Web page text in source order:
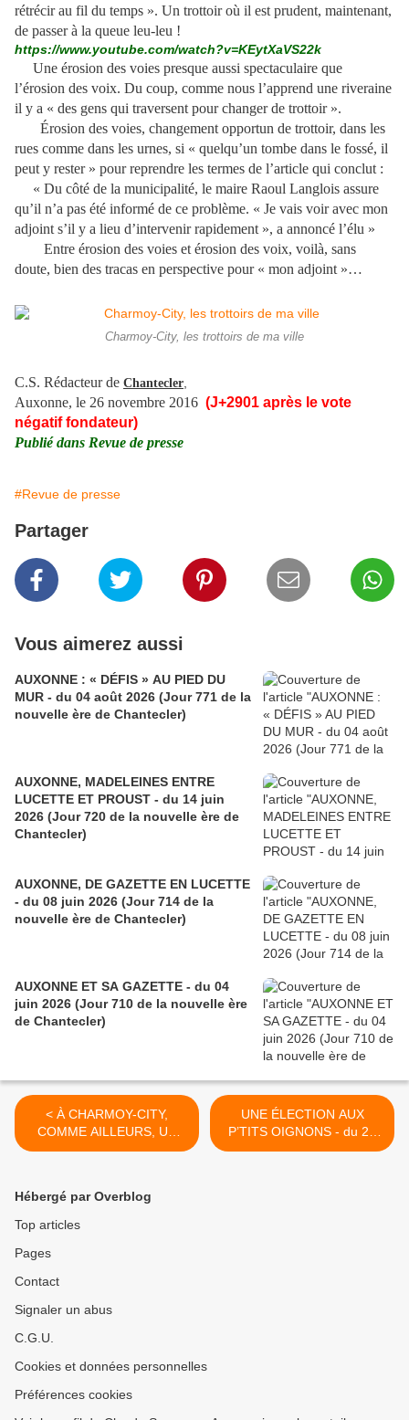
rétrécir au fil du temps ». Un trottoir où il est prudent, maintenant,
de passer à la queue leu-leu !
https://www.youtube.com/watch?v=KEytXaVS22k
Une érosion des voies presque aussi spectaculaire que
l’érosion des voix. Du coup, comme nous l’apprend une riveraine
il y a « des gens qui traversent pour changer de trottoir ».
Érosion des voies, changement opportun de trottoir, dans les
rues comme dans les urnes, si « quelqu’un tombe dans le fossé, il
peut y rester » pour reprendre les termes de l’article qui conclut :
« Du côté de la municipalité, le maire Raoul Langlois assure
qu’il n’a pas été informé de ce problème. « Je vais voir avec mon
adjoint s’il y a lieu d’intervenir rapidement », a annoncé l’élu »
Entre érosion des voies et érosion des voix, voilà, sans
doute, bien des tracas en perspective pour « mon adjoint »…
Charmoy-City, les trottoirs de ma ville
C.S. Rédacteur de Chantecler
Auxonne, le 26 novembre 2016 (J+2901 après le vote
négatif fondateur)
Publié dans Revue de presse
#Revue de presse
Partager
Vous aimerez aussi
AUXONNE : « DÉFIS » AU PIED DU
MUR - du 04 août 2026 (Jour 771 de la
nouvelle ère de Chantecler)
AUXONNE, MADELEINES ENTRE
LUCETTE ET PROUST - du 14 juin
2026 (Jour 720 de la nouvelle ère de
Chantecler)
AUXONNE, DE GAZETTE EN LUCETTE
- du 08 juin 2026 (Jour 714 de la
nouvelle ère de Chantecler)
AUXONNE ET SA GAZETTE - du 04
juin 2026 (Jour 710 de la nouvelle ère
de Chantecler)
< À CHARMOY-CITY,
COMME AILLEURS, UN
CLOU CHASSE L’AUTRE -
négatif fondateur)
UNE ÉLECTION AUX
P’TITS OIGNONS - du 28
novembre 2016 (J+2903
Hébergé par Overblog
Top articles
Pages
Contact
Signaler un abus
C.G.U.
Cookies et données personnelles
Préférences cookies